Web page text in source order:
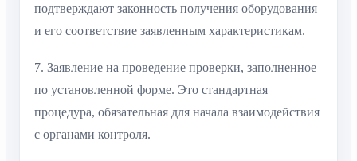
подтверждают законность получения оборудования
и его соответствие заявленным характеристикам.
7. Заявление на проведение проверки, заполненное
по установленной форме. Это стандартная
процедура, обязательная для начала взаимодействия
с органами контроля.